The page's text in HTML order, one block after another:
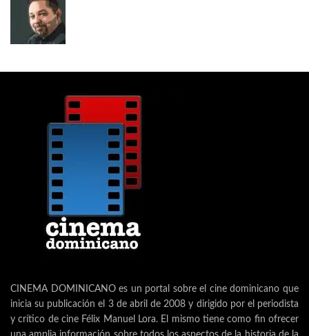
CINEMA DOMINICANO es un portal sobre el cine dominicano que
inicia su publicación el 3 de abril de 2008 y dirigido por el periodista
y crítico de cine Félix Manuel Lora. El mismo tiene como fin ofrecer